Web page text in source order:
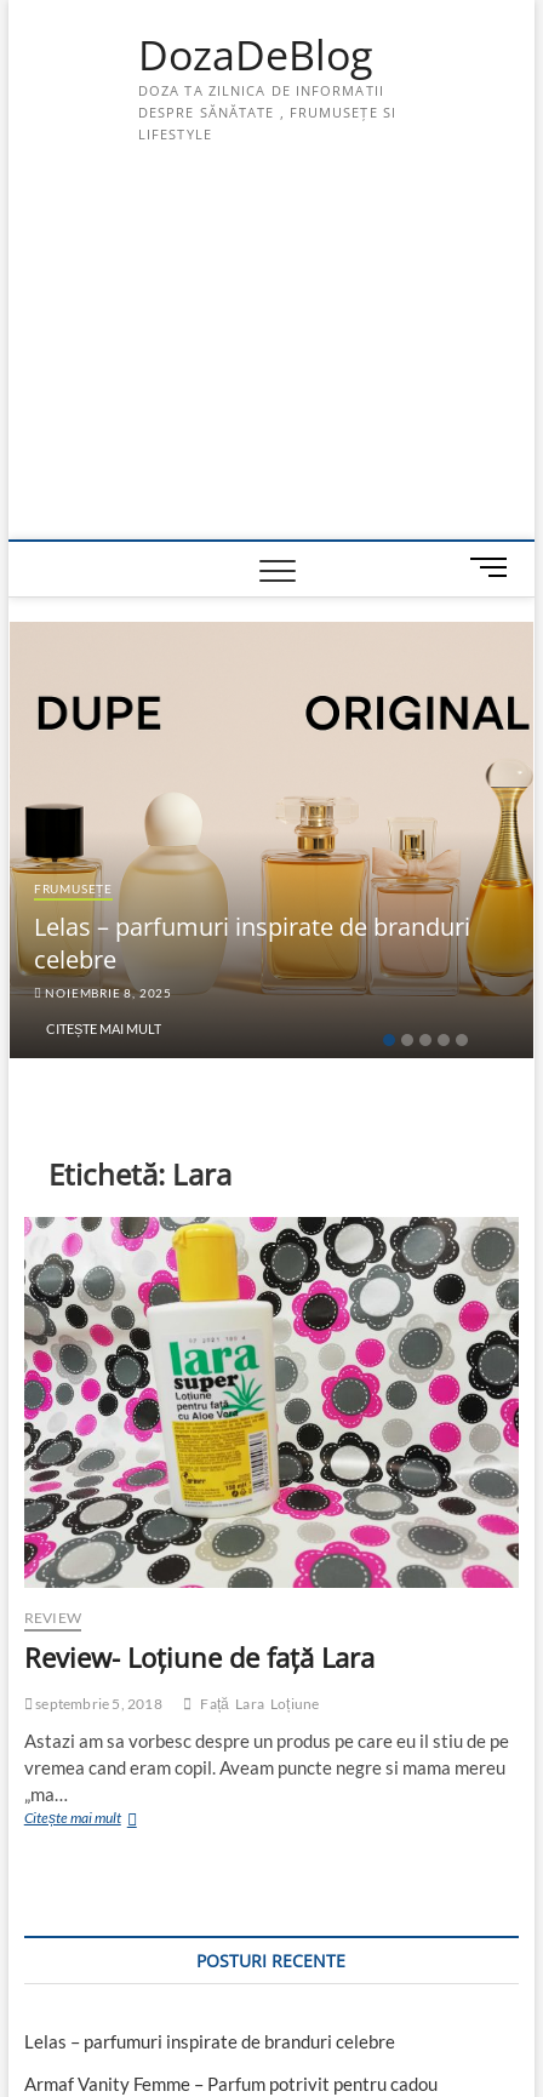
DozaDeBlog
DOZA TA ZILNICA DE INFORMATII
DESPRE SĂNĂTATE , FRUMUSEȚE SI
LIFESTYLE
M
e
n
u
t
o
FRUMUSEȚE
Lelas – parfumuri inspirate de branduri
celebre
NOIEMBRIE 8, 2025
CITEȘTE MAI MULT
Etichetă: Lara
REVIEW
Review- Loțiune de față Lara
septembrie 5, 2018 Față Lara Loțiune
Astazi am sa vorbesc despre un produs pe care eu il stiu de pe
vremea cand eram copil. Aveam puncte negre si mama mereu
„ma…
Citește mai multReview-
POSTURI RECENTE
Lelas – parfumuri inspirate de branduri celebre
Armaf Vanity Femme – Parfum potrivit pentru cadou